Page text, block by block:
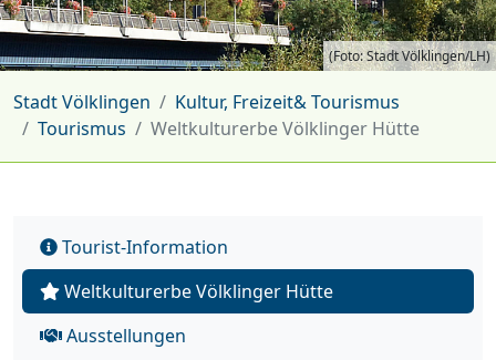
(Foto: Stadt Völklingen/LH)
Stadt Völklingen
Kultur, Freizeit& Tourismus
Tourismus
Weltkulturerbe Völklinger Hütte
Tourist-Information
Weltkulturerbe Völklinger Hütte
Ausstellungen